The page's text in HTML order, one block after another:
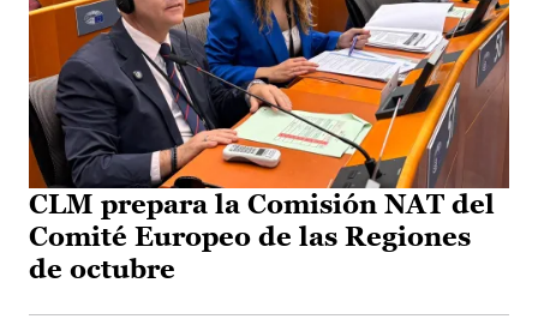
CLM prepara la Comisión NAT del
Comité Europeo de las Regiones
de octubre